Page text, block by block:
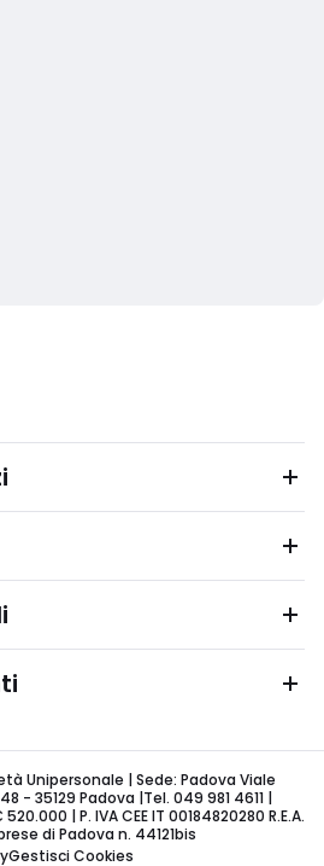
Unipersonale | Sede: Padova Viale
- 35129 Padova |Tel. 049 981 4611 |
| P. IVA CEE IT 00184820280 R.E.A.
di Padova n. 44121bis
Gestisci Cookies